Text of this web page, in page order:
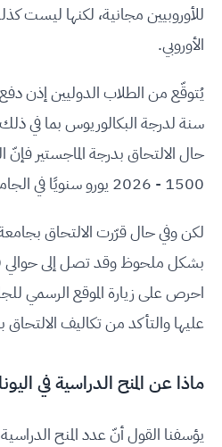
للأوروبيين مجانية، لكنها ليست
الأوروبي.
سنة لدرجة البكالوريوس بما في
حال الالتحاق بدرجة الماجستير فإنّ
1500 - 2026 يورو سنويًا في الجامعات الحكومية.
لكن وفي حال قرّرت الالتحاق
احرص على زيارة الموقع الرسمي
عليها والتأكد من تكاليف الالتحاق
ماذا عن المنح الدراسية في
يؤسفنا القول أنّ عدد المنح